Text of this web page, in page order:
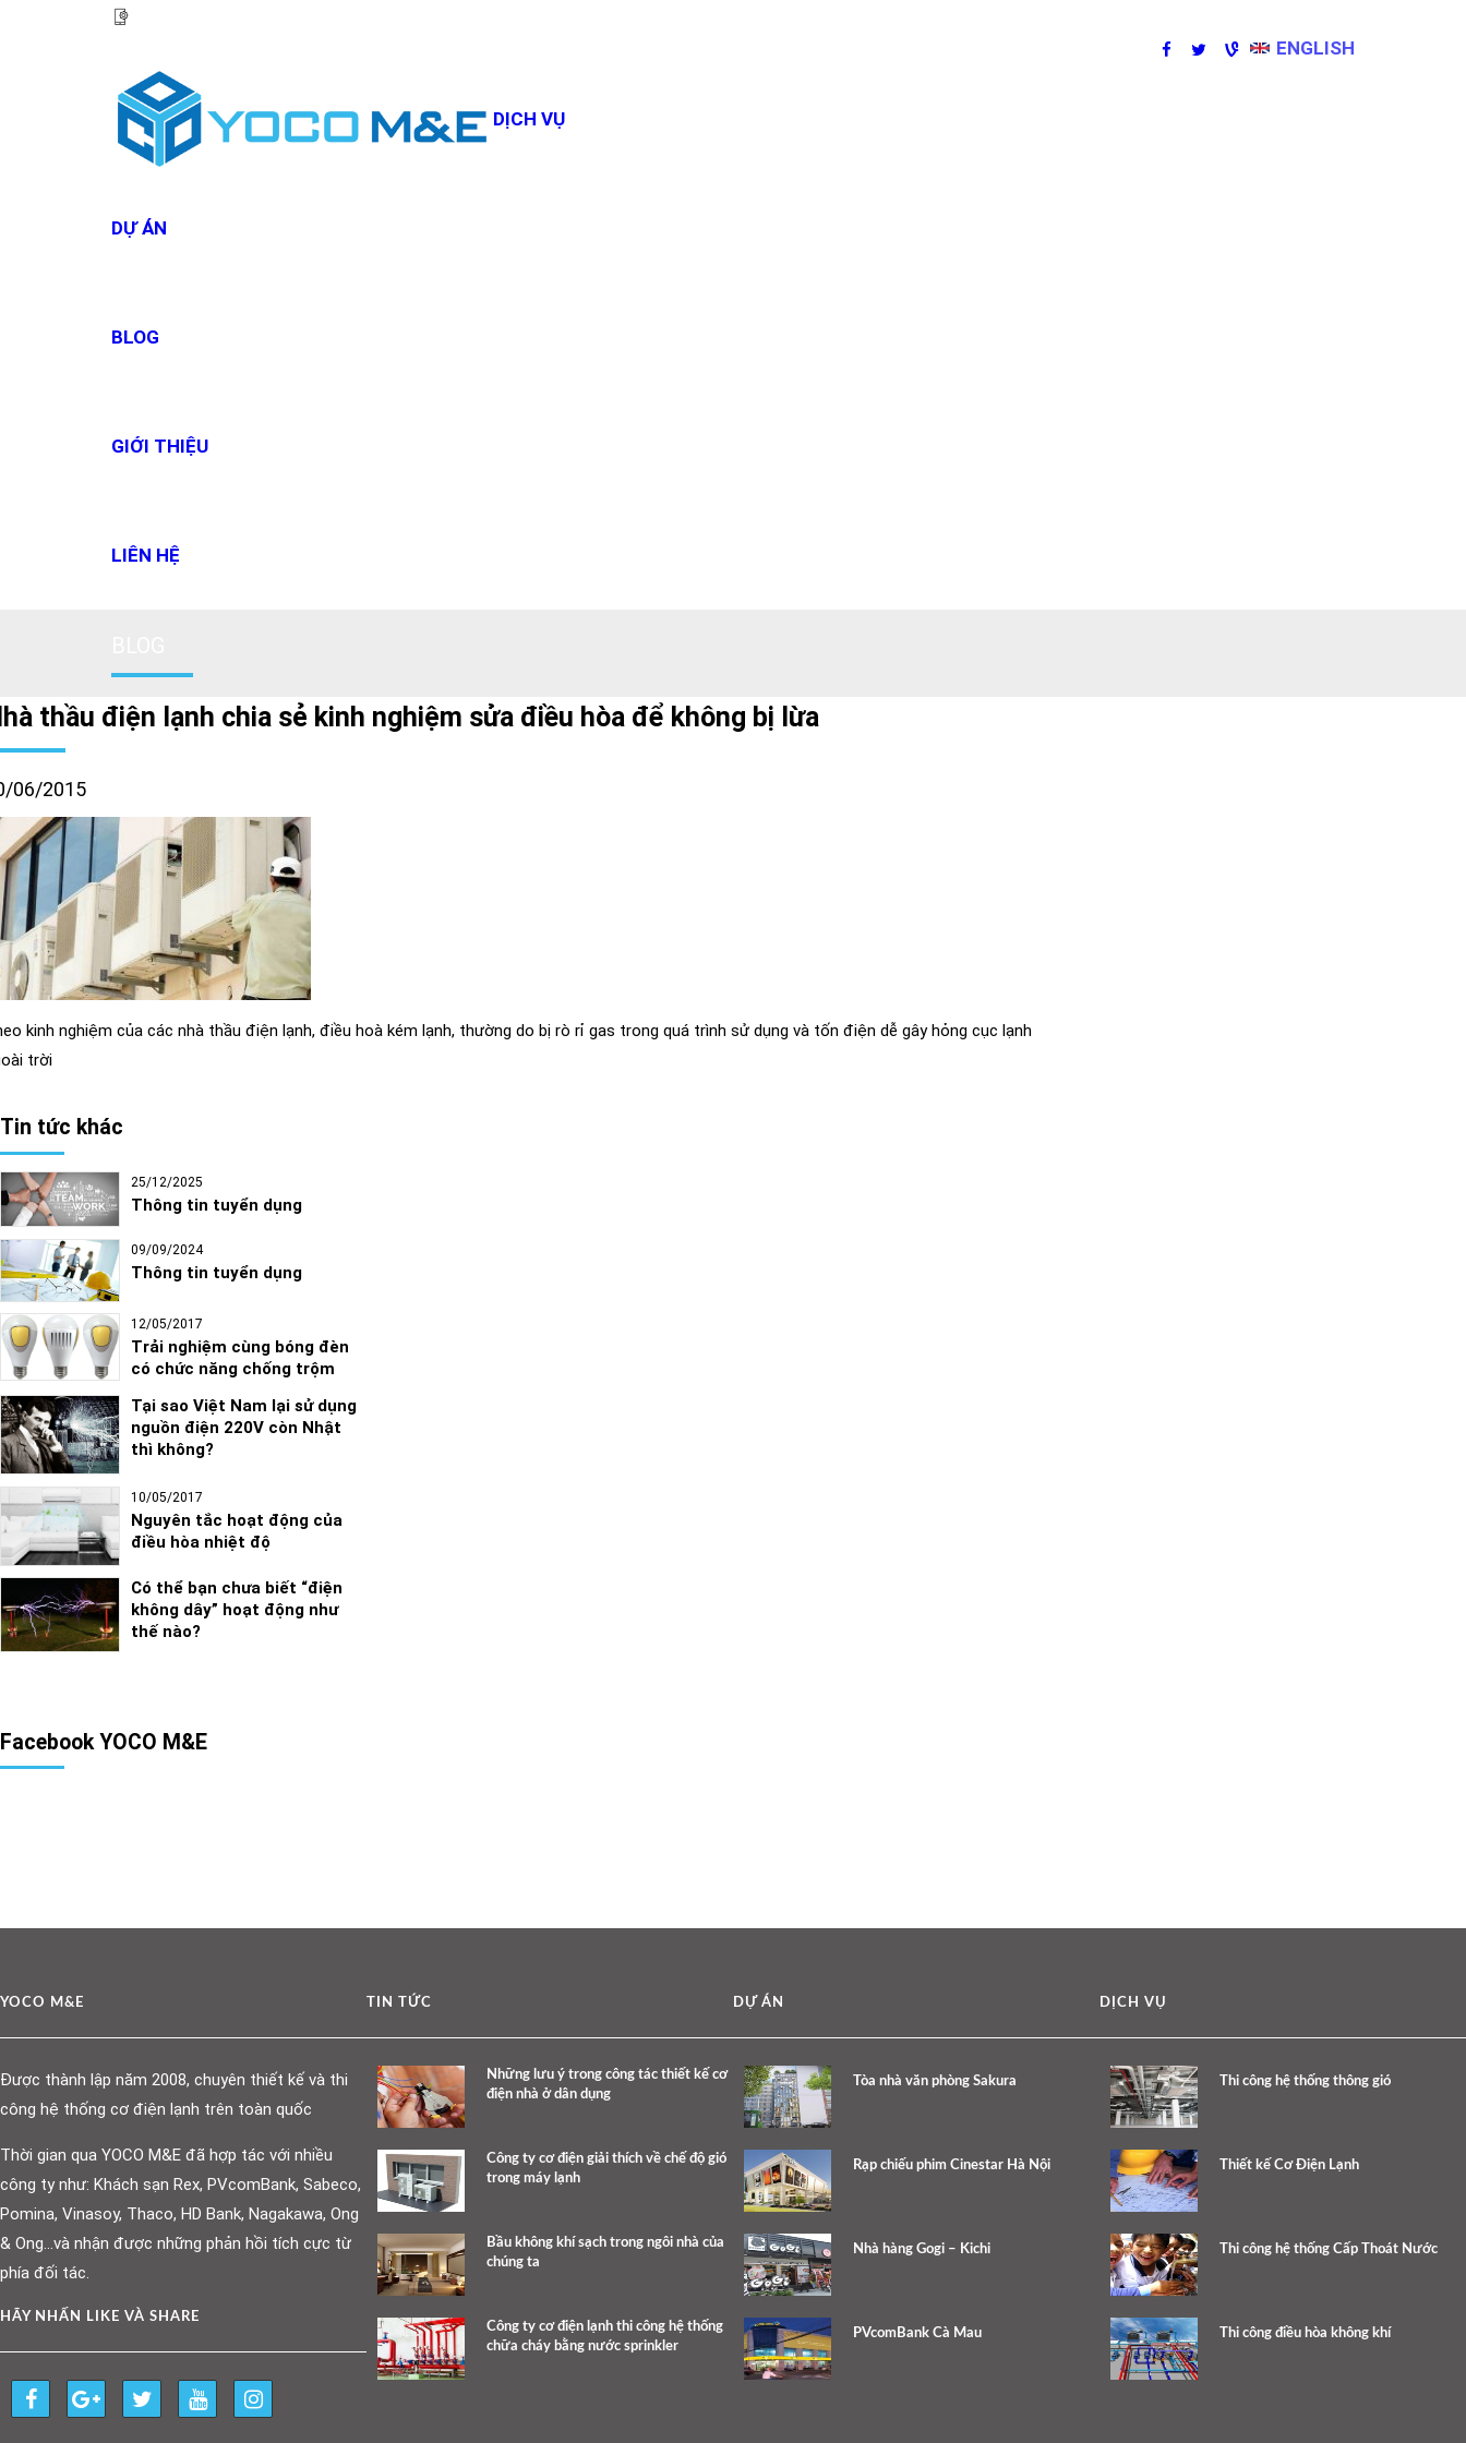
ENGLISH
DỊCH VỤ
DỰ ÁN
BLOG
GIỚI THIỆU
LIÊN HỆ
thầu điện lạnh chia sẻ kinh nghiệm sửa điều hòa để không bị lừa
06/2015
kinh nghiệm của các nhà thầu điện lạnh, điều hoà kém lạnh, thường do bị rò rỉ gas trong quá trình sử dụng và tốn điện dễ gây hỏng cục lạnh
trời
Tin tức khác
25/12/2025
Thông tin tuyển dụng
09/09/2024
Thông tin tuyển dụng
12/05/2017
Trải nghiệm cùng bóng đèn
có chức năng chống trộm
Tại sao Việt Nam lại sử dụng
nguồn điện 220V còn Nhật
thì không?
10/05/2017
Nguyên tắc hoạt động của
điều hòa nhiệt độ
Có thể bạn chưa biết “điện
không dây” hoạt động như
thế nào?
Facebook YOCO M&E
YOCO M&E
Được thành lập năm 2008, chuyên thiết kế và thi
công hệ thống cơ điện lạnh trên toàn quốc
Thời gian qua YOCO M&E đã hợp tác với nhiều
công ty như: Khách sạn Rex, PVcomBank, Sabeco,
Pomina, Vinasoy, Thaco, HD Bank, Nagakawa, Ong
& Ong…và nhận được những phản hồi tích cực từ
phía đối tác.
HÃY NHẤN LIKE VÀ SHARE
TIN TỨC
Những lưu ý trong công tác thiết kế cơ
điện nhà ở dân dụng
Công ty cơ điện giải thích về chế độ gió
trong máy lạnh
Bầu không khí sạch trong ngôi nhà của
chúng ta
Công ty cơ điện lạnh thi công hệ thống
chữa cháy bằng nước sprinkler
DỰ ÁN
Tòa nhà văn phòng Sakura
Rạp chiếu phim Cinestar Hà Nội
Nhà hàng Gogi – Kichi
PVcomBank Cà Mau
DỊCH VỤ
Thi công hệ thống thông gió
Thiết kế Cơ Điện Lạnh
Thi công hệ thống Cấp Thoát Nước
Thi công điều hòa không khí